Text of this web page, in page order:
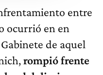
entre
ocurrió en en
de aquel
rompió frente